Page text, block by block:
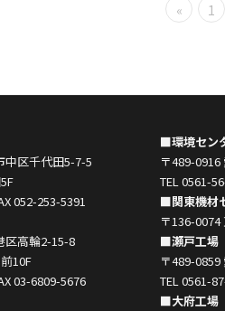
« 1
中区千代田5-7-5
052-253-5391
区高輪2-15-8
10F
03-6809-5676
■環境セン
〒489-
TEL 0561-
■関東機材
〒136-
■瀬戸工場
〒489-
TEL 0561-
■大府工場